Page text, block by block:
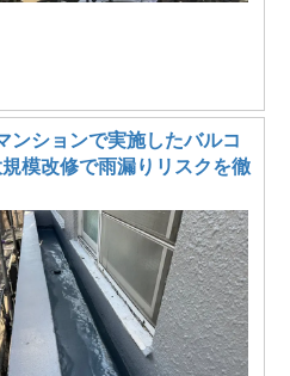
ンションで実施したバルコ
模改修で雨漏りリスクを徹